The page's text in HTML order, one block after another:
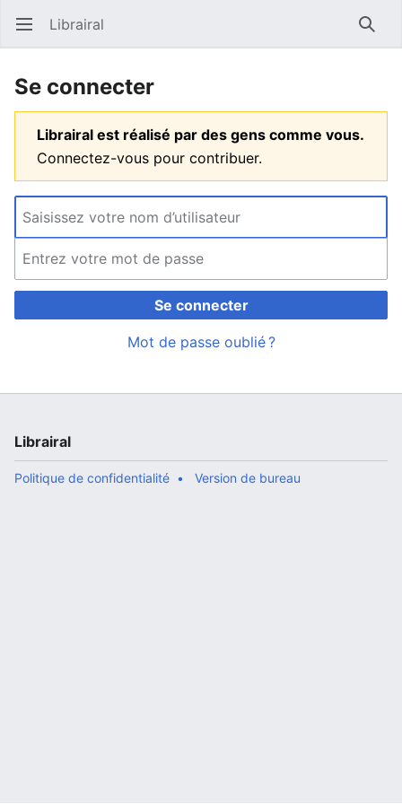
Ouvrir le menu principal Librairal
Se connecter
Librairal est réalisé par des gens comme vous.
Connectez-vous pour contribuer.
Se connecter
Mot de passe oublié ?
Librairal
Politique de confidentialité Version de bureau